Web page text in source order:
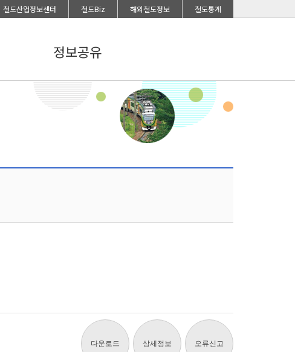
철도산업정보센터 철도Biz 해외철도정보 철도통계
정보공유
다운로드 상세정보 오류신고